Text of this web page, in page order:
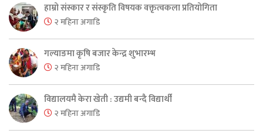
हाम्रो संस्कार र संस्कृति विषयक वक्तृत्वकला प्रतियोगिता
२ महिना अगाडि
गल्याङमा कृषि बजार केन्द्र शुभारम्भ
२ महिना अगाडि
विद्यालयमै केरा खेती : उद्यमी बन्दै विद्यार्थी
२ महिना अगाडि